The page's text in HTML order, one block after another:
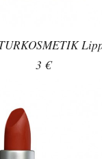
3 €